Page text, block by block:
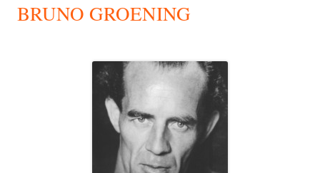
BRUNO GROENING